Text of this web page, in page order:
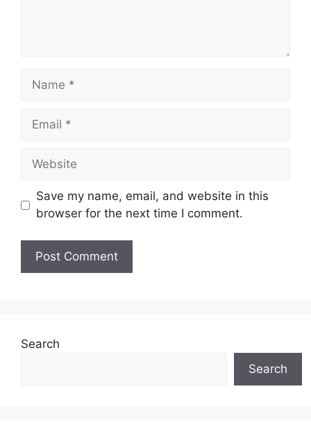
Name
Email
Website
Save my name, email, and website in this
browser for the next time I comment.
Search
Search